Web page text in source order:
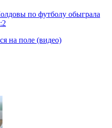
по футболу обыграла
на поле (видео)